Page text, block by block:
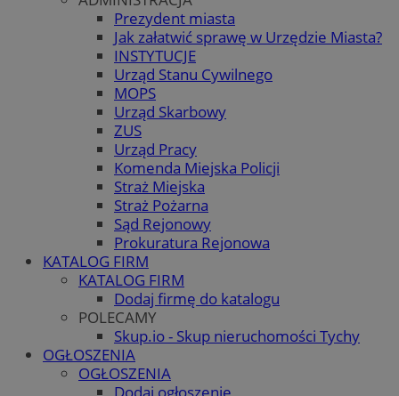
Prezydent miasta
Jak załatwić sprawę w Urzędzie Miasta?
INSTYTUCJE
Urząd Stanu Cywilnego
MOPS
Urząd Skarbowy
ZUS
Urząd Pracy
Komenda Miejska Policji
Straż Miejska
Straż Pożarna
Sąd Rejonowy
Prokuratura Rejonowa
KATALOG FIRM
KATALOG FIRM
Dodaj firmę do katalogu
POLECAMY
Skup.io - Skup nieruchomości Tychy
OGŁOSZENIA
OGŁOSZENIA